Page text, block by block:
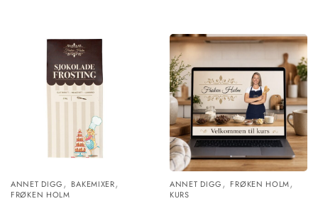
ANNET DIGG, BAKEMIXER,
FRØKEN HOLM
ANNET DIGG, FRØKEN HOLM,
KURS